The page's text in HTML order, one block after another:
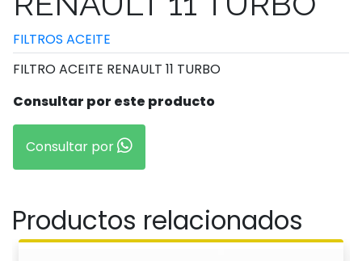
FILTROS ACEITE
FILTRO ACEITE RENAULT 11 TURBO
Consultar por este producto
Consultar por
Productos relacionados